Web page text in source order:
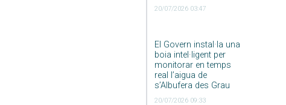
20/07/2026 03:47
El Govern instal·la una
boia intel·ligent per
monitorar en temps
real l’aigua de
s’Albufera des Grau
20/07/2026 09:33